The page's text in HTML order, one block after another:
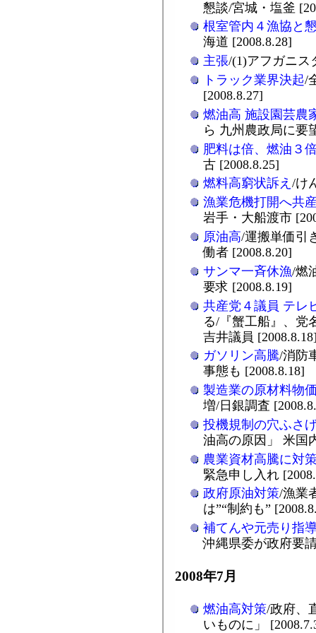
懇談/宮城・塩釜
根室管内４漁協と
海道 [2008.8.28]
主張/(1)アフガニス
トラック業界決起/
[2008.8.27]
燃油高 施設園芸農
ら 九州農政局に要
肥料は倍、燃油３
古 [2008.8.25]
燃料高窮状訴え /け
漁業危機打開へ共
岩手・大船渡市
原油高/運搬単価引
働者 [2008.8.20]
サンマ一斉休漁/燃
要求 [2008.8.19]
共産党４議員 テレ
る/『蟹工船』、党
吉井議員
ガソリン高騰/消防
事態も [2008.8.18]
製造業の原材料物
増/日銀調査
投機規制の穴ふさ
油高の原因」 米国
農業資材高騰に対
緊急申し入れ
政府原油対策/漁業
は”“制約も”
補てんや元売り指
沖縄県委が政府要
2008年7月
燃油高対策/政府、
いものに」